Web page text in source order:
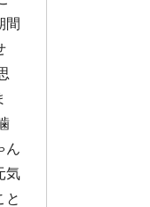
間
ん
気
と